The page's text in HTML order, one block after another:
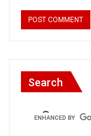
Search